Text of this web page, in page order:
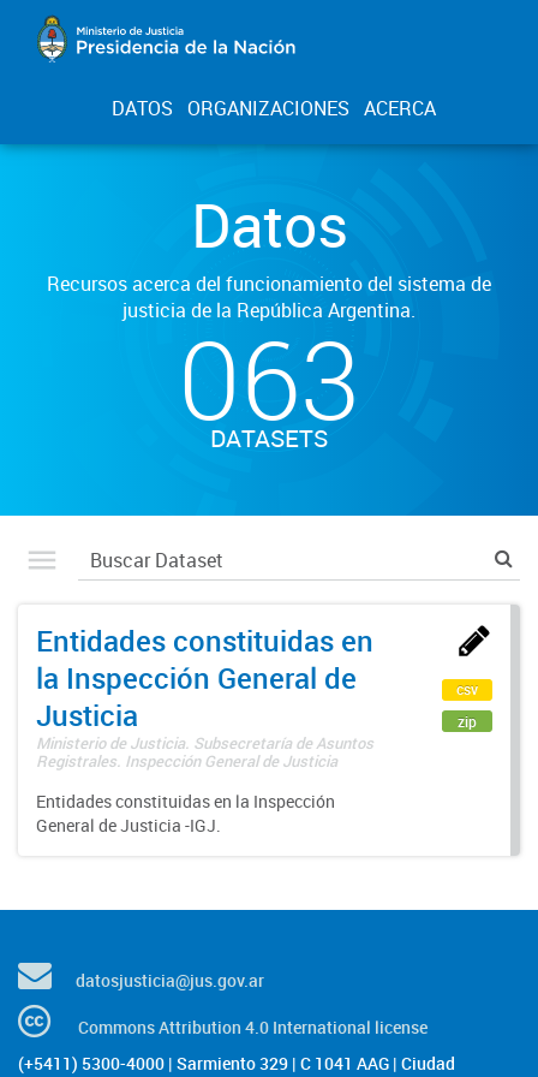
DATOS ORGANIZACIONES ACERCA
Datos
Recursos acerca del funcionamiento del sistema de
justicia de la República Argentina.
063
DATASETS
Entidades constituidas en
la Inspección General de
Justicia
Ministerio de Justicia. Subsecretaría de Asuntos
Registrales. Inspección General de Justicia
Entidades constituidas en la Inspección
General de Justicia -IGJ.
csv
zip
datosjusticia@jus.gov.ar
Commons Attribution 4.0 International license
(+5411) 5300-4000 | Sarmiento 329 | C 1041 AAG | Ciudad